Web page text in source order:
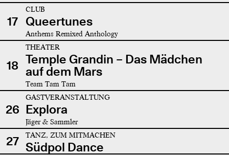
17
CLUB
Queertunes
Anthems Remixed Anthology
18
THEATER
Temple Grandin – Das Mädchen
auf dem Mars
Team Tam Tam
26
GASTVERANSTALTUNG
Explora
Jäger & Sammler
27 TANZ, ZUM MITMACHEN
Südpol Dance